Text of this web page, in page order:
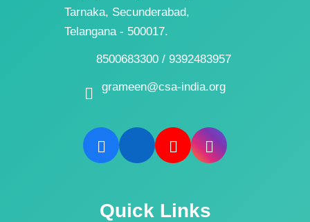
Tarnaka, Secunderabad,
Telangana - 500017.
8500683300 / 9392483957
grameen@csa-india.org
Quick Links